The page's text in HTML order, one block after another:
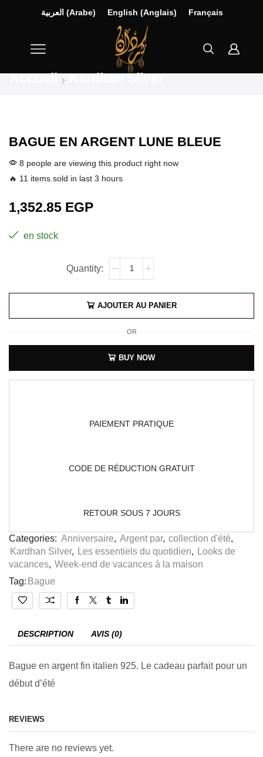
العربية (Arabe) English (Anglais) Français
Accueil Kardhan Silver
BAGUE EN ARGENT LUNE BLEUE
8 people are viewing this product right now
🔥 11 items sold in last 3 hours
1,352.85 EGP
en stock
AJOUTER AU PANIER
OR
BUY NOW
PAIEMENT PRATIQUE
CODE DE RÉDUCTION GRATUIT
RETOUR SOUS 7 JOURS
Categories: Anniversaire, Argent par, collection d'été,
Kardhan Silver, Les essentiels du quotidien, Looks de
vacances, Week-end de vacances à la maison
Tag: Bague
DESCRIPTION AVIS (0)
Bague en argent fin italien 925. Le cadeau parfait pour un
début d’été
REVIEWS
There are no reviews yet.